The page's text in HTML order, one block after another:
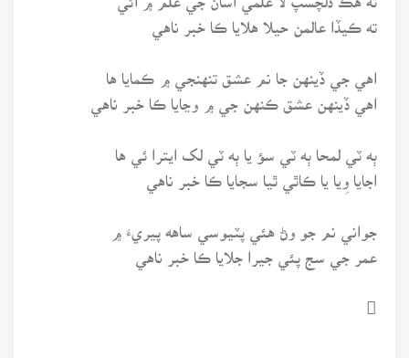
ته ڪيڏا عالمن حيلا هلايا ڪا خبر ناهي
اهي جي ڏينهن جا نم عشق تنهنجي ۾ ڪمايا ها
اهي ڏينهن عشق ڪنهن جي ۾ وڃايا ڪا خبر ناهي
ٻه ٽي لمحا ٻه ٽي سؤ يا ٻه ٽي لک ايترا ئي ها
اجايا وِيا يا ڪاٿي ٿيا سجايا ڪا خبر ناهي
جواني نم جو وڻ هئي پٽيوسي ساهه پيريءَ ۾
عمر جي سج پئي جيرا جلايا ڪا خبر ناهي
